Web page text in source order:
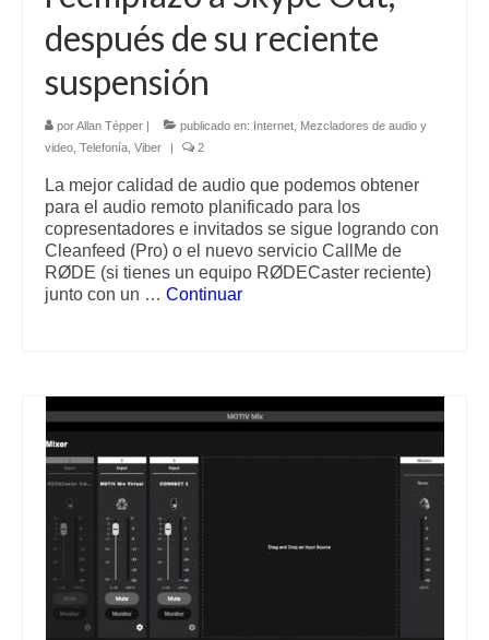
después de su reciente
suspensión
porAllan Tépper publicado en: Internet Mezcladores de audio y
video Telefonía Viber 2
La mejor calidad de audio que podemos obtener
para el audio remoto planificado para los
copresentadores e invitados se sigue logrando con
Cleanfeed (Pro) o el nuevo servicio CallMe de
RØDE (si tienes un equipo RØDECaster reciente)
junto con un … Continuar